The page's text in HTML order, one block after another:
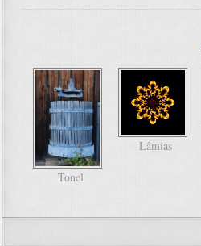
Tonel
Lâmias